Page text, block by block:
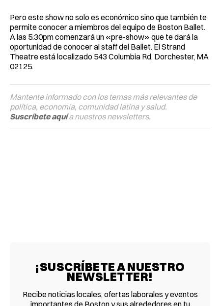
Pero este show no solo es económico sino que también te
permite conocer a miembros del equipo de Boston Ballet.
A las 5:30pm comenzará un «pre-show» que te dará la
oportunidad de conocer al staff del Ballet. El Strand
Theatre está localizado 543 Columbia Rd, Dorchester, MA
02125.
Mantente informado con los temas más relevantes de
política, economía, comunidad latina y salud.
Suscríbete aquía nuestros newsletters.
¡SUSCRÍBETE A NUESTRO
NEWSLETTER!
Recibe noticias locales, ofertas laborales y eventos
importantes de Boston y sus alrededores en tu